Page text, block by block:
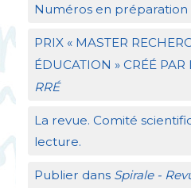
Numéros en préparation
PRIX« MASTER
ÉDUCATION » CRÉÉ PAR
RRÉ
La revue. Comité
lecture.
Publier dans Spirale -